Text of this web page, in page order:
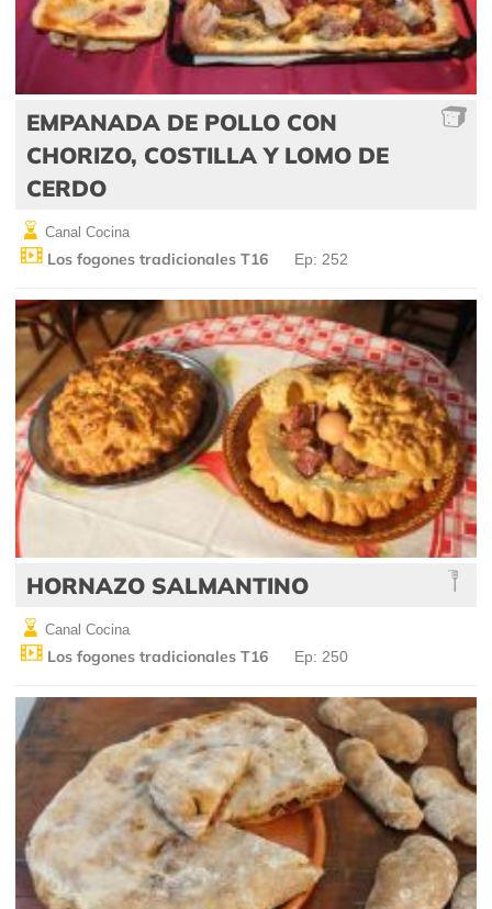
EMPANADA DE POLLO CON
CHORIZO, COSTILLA Y LOMO DE
CERDO
Canal Cocina
Los fogones tradicionales T16 Ep: 252
HORNAZO SALMANTINO
Canal Cocina
Los fogones tradicionales T16 Ep: 250